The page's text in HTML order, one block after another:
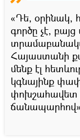
«Դե, օրինակ,
գործը չէ,
Հայաստանի
մենք էլ
կգնայինք